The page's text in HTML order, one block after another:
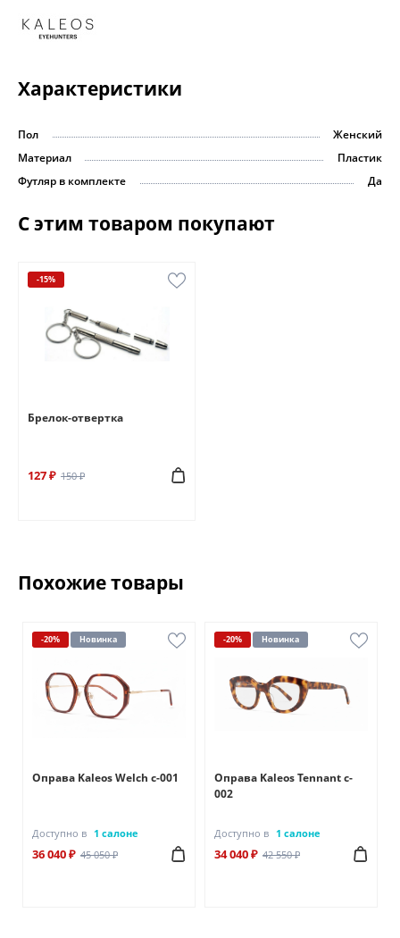
Характеристики
Пол
Женский
Материал
Пластик
Футляр в комплекте
Да
С этим товаром покупают
-15%
Брелок-отвертка
127 ₽ 150 ₽
Похожие товары
-20% Новинка
Оправа Kaleos Welch c-001
Доступно в 1 салоне
36 040 ₽ 45 050 ₽
-20% Новинка
Оправа Kaleos Tennant c-
002
Доступно в 1 салоне
34 040 ₽ 42 550 ₽